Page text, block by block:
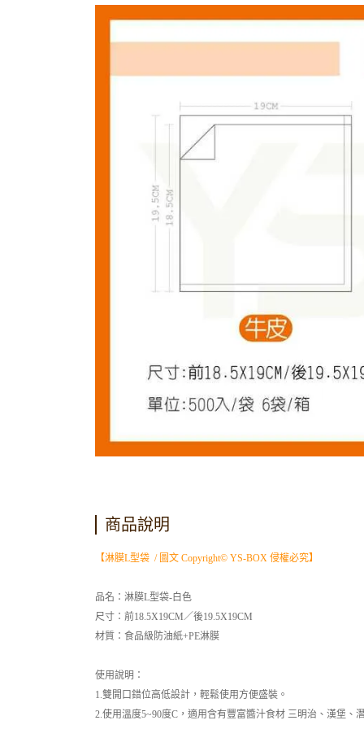
商品說明
【淋膜L型袋 / 圖文 Copyright© YS-BOX 侵權必究】
品名：淋膜L型袋-白色
尺寸：前18.5X19CM／後19.5X19CM
材質：食品級防油紙+PE淋膜
使用說明：
1.雙開口錯位高低設計，輕鬆使用方便盛裝。
2.使用溫度5~90度C，適用含有豐富醬汁食材 三明治、漢堡、